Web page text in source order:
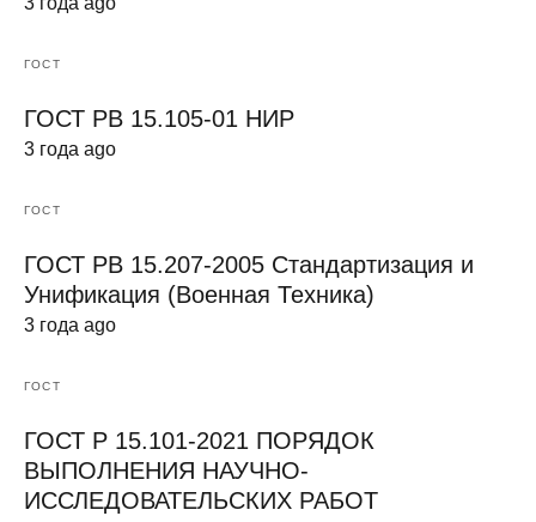
ГОСТ
ГОСТ РВ 15.105-01 НИР
3 года ago
ГОСТ
ГОСТ РВ 15.207-2005 Стандартизация и
Унификация (Военная Техника)
3 года ago
ГОСТ
ГОСТ Р 15.101-2021 ПОРЯДОК
ВЫПОЛНЕНИЯ НАУЧНО-
ИССЛЕДОВАТЕЛЬСКИХ РАБОТ